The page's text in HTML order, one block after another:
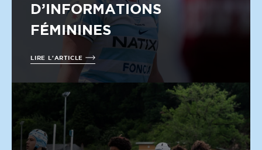
D’INFORMATIONS
FÉMININES
LIRE L'ARTICLE